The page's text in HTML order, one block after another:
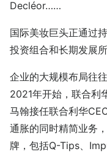
Decléor……
国际美妆巨头正通过
投资组合和长期发展
企业的大规模布局往
2021年开始，联合利
马翰接任联合利华
通胀的同时精简业务
牌，包括Q-Tips、